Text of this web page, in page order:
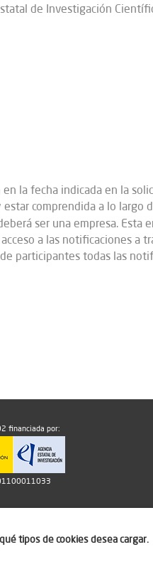
de Investigación
la fecha indicada en la
comprendida a lo largo
ser una empresa. Esta
a las notificaciones a
participantes todas las
financiada por:
tipos de cookies desea cargar.